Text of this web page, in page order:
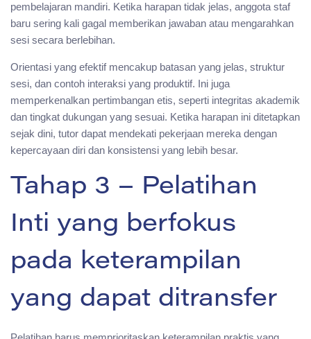
pembelajaran mandiri. Ketika harapan tidak jelas, anggota staf
baru sering kali gagal memberikan jawaban atau mengarahkan
sesi secara berlebihan.
Orientasi yang efektif mencakup batasan yang jelas, struktur
sesi, dan contoh interaksi yang produktif. Ini juga
memperkenalkan pertimbangan etis, seperti integritas akademik
dan tingkat dukungan yang sesuai. Ketika harapan ini ditetapkan
sejak dini, tutor dapat mendekati pekerjaan mereka dengan
kepercayaan diri dan konsistensi yang lebih besar.
Tahap 3 – Pelatihan
Inti yang berfokus
pada keterampilan
yang dapat ditransfer